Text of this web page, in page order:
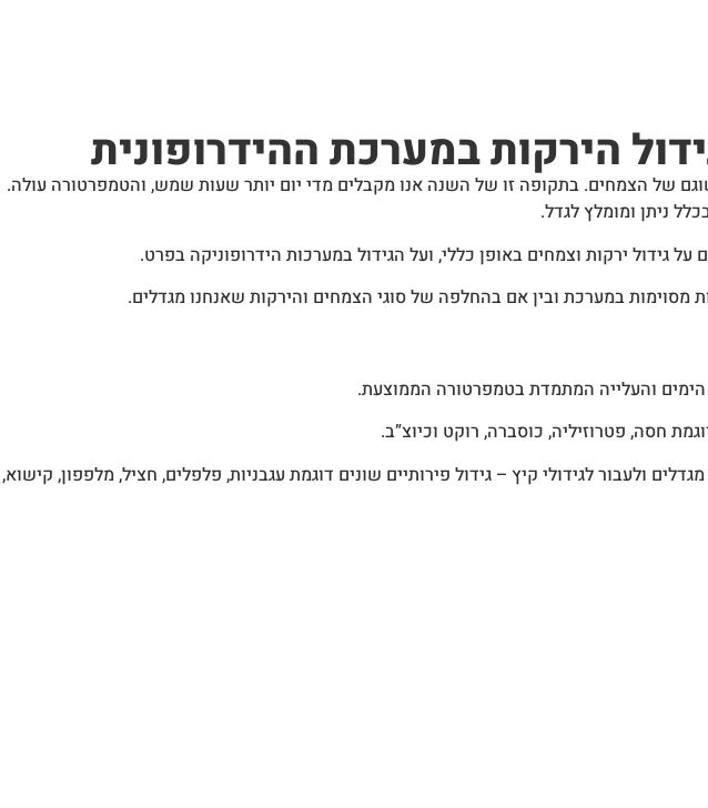
הירקות במערכת ההידרופונית
של הצמחים. בתקופה זו של השנה אנו מקבלים מדי יום יותר שעות שמש, והטמפרטורה עולה.
ניתן ומומלץ לגדל.
ירקות וצמחים באופן כללי, ועל הגידול במערכות הידרופוניקה בפרט.
במערכת ובין אם בהחלפה של סוגי הצמחים והירקות שאנחנו מגדלים.
והעלייה המתמדת בטמפרטורה הממוצעת.
חסה, פטרוזיליה, כוסברה, רוקט וכיוצ”ב.
ולעבור לגידולי קיץ – גידול פירותיים שונים דוגמת עגבניות, פלפלים, חציל, מלפפון, קישוא,